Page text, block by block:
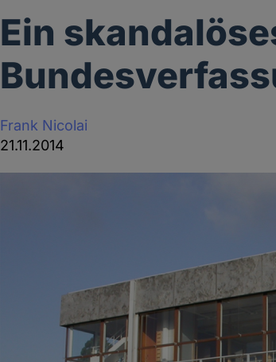
Ein
Frank Nicolai
21.11.2014